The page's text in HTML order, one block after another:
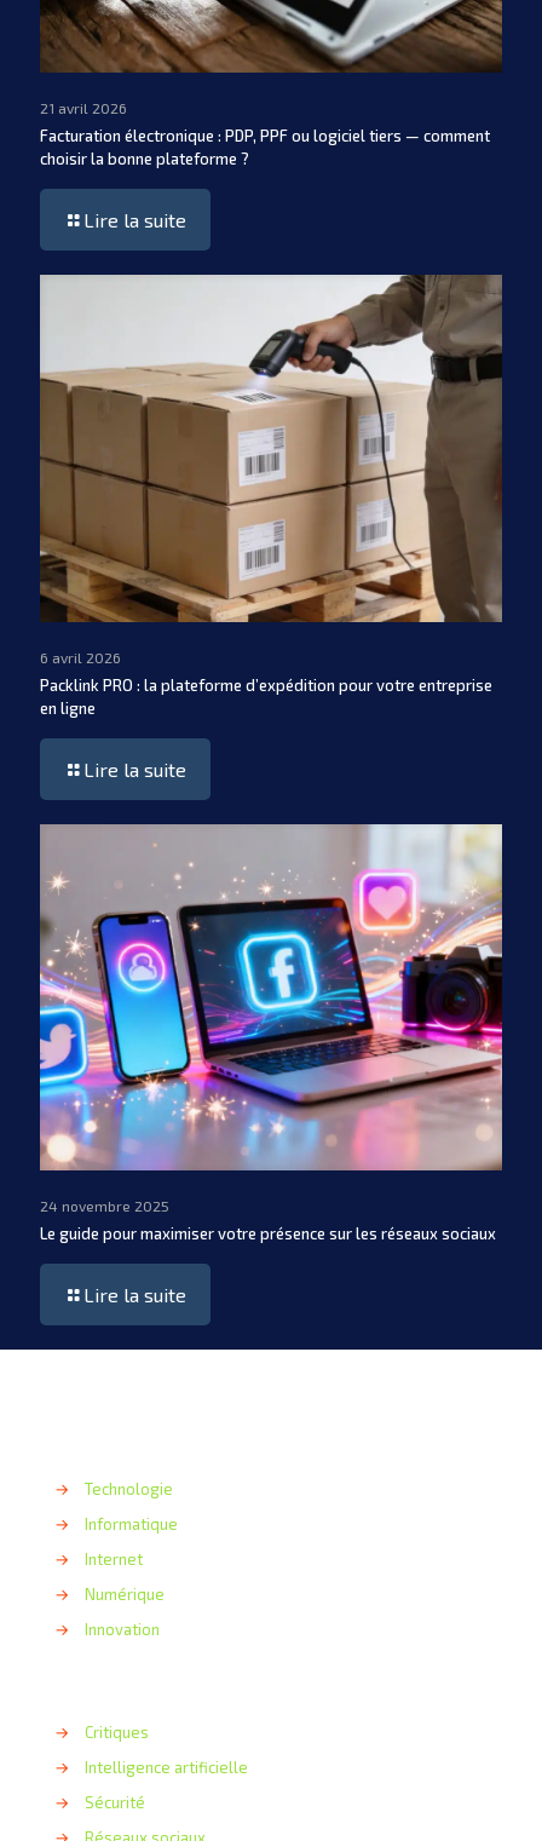
21 avril 2026
Facturation électronique : PDP, PPF ou logiciel tiers — comment
choisir la bonne plateforme ?
Lire la suite
6 avril 2026
Packlink PRO : la plateforme d’expédition pour votre entreprise
en ligne
Lire la suite
24 novembre 2025
Le guide pour maximiser votre présence sur les réseaux sociaux
Lire la suite
→
Technologie
→
Informatique
→
Internet
→
Numérique
→
Innovation
→
Critiques
→
Intelligence artificielle
→
Sécurité